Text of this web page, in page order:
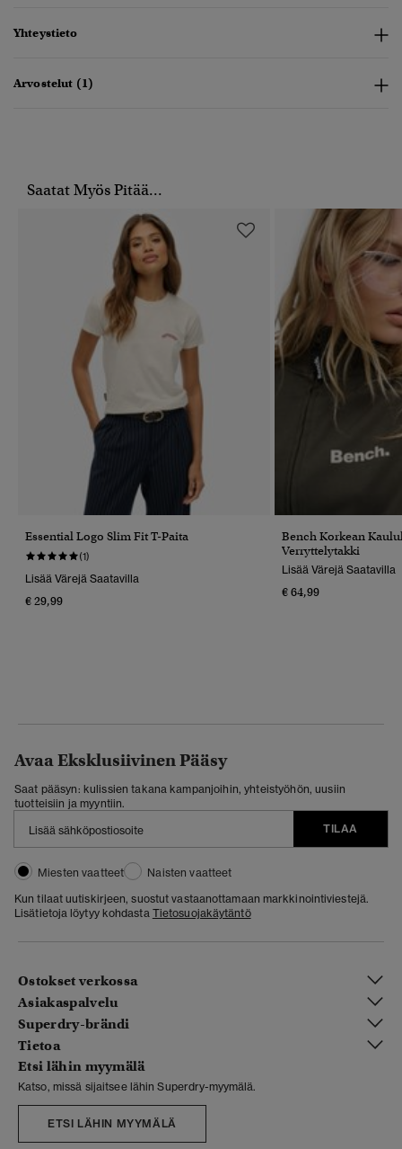
Yhteystieto
Arvostelut (1)
Saatat Myös Pitää...
Essential Logo Slim Fit T-Paita
(1)
Lisää Värejä Saatavilla
€ 29,99
Bench Korkean
Verryttelytakki
Lisää Värejä Saatavilla
€ 64,99
Avaa Eksklusiivinen Pääsy
Saat pääsyn: kulissien takana kampanjoihin, yhteistyöhön, uusiin
tuotteisiin ja myyntiin.
TILAA
Miesten vaatteet
Naisten vaatteet
Kun tilaat uutiskirjeen, suostut vastaanottamaan markkinointiviestejä.
Lisätietoja löytyy kohdasta Tietosuojakäytäntö
Ostokset verkossa
Asiakaspalvelu
Superdry-brändi
Tietoa
Etsi lähin myymälä
Katso, missä sijaitsee lähin Superdry-myymälä.
ETSI LÄHIN MYYMÄLÄ